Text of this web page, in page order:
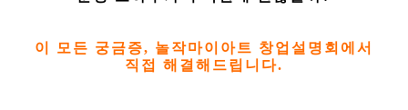
이 모든 궁금증, 놀작마이아트 창업설명회에서
직접 해결해드립니다.